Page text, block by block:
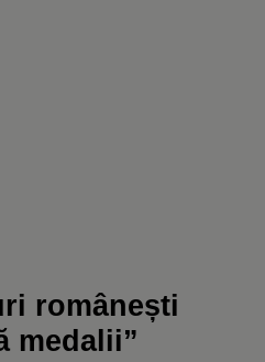
românești
medalii”